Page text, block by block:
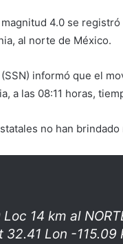
4.0 se
al norte de México.
informó que el
a las 08:11 horas,
no han
14 km al
32.41 Lon -115.09